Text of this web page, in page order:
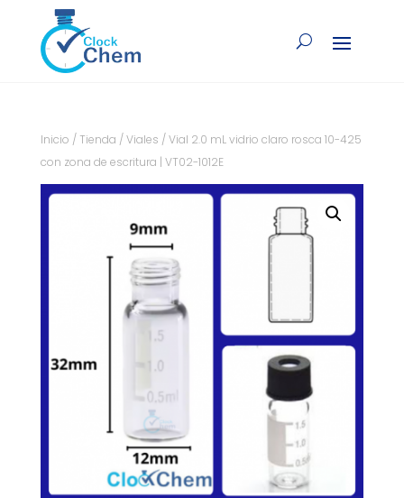
Inicio / Tienda /Viales / Vial 2.0 mL vidrio claro rosca 10-425
con zona de escritura | VT02-1012E